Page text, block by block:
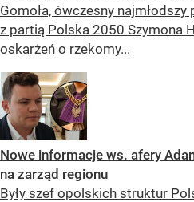
Gomoła, ówczesny najmłodszy
z partią Polska 2050 Szymona
oskarżeń o rzekomy...
Nowe informacje ws. afery
na zarząd regionu
Były szef opolskich struktur